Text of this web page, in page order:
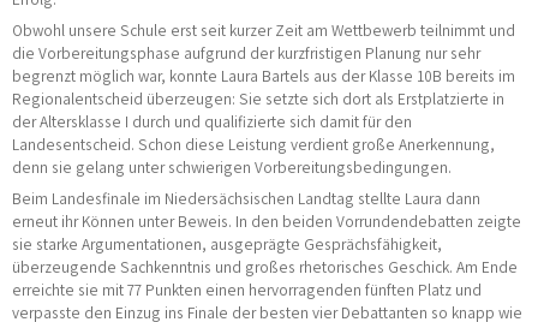
Obwohl unsere Schule erst seit kurzer Zeit am Wettbewerb teilnimmt und
die Vorbereitungsphase aufgrund der kurzfristigen Planung nur sehr
begrenzt möglich war, konnte Laura Bartels aus der Klasse 10B bereits im
Regionalentscheid überzeugen: Sie setzte sich dort als Erstplatzierte in
der Altersklasse I durch und qualifizierte sich damit für den
Landesentscheid. Schon diese Leistung verdient große Anerkennung,
denn sie gelang unter schwierigen Vorbereitungsbedingungen.
Beim Landesfinale im Niedersächsischen Landtag stellte Laura dann
erneut ihr Können unter Beweis. In den beiden Vorrundendebatten zeigte
sie starke Argumentationen, ausgeprägte Gesprächsfähigkeit,
überzeugende Sachkenntnis und großes rhetorisches Geschick. Am Ende
erreichte sie mit 77 Punkten einen hervorragenden fünften Platz und
verpasste den Einzug ins Finale der besten vier Debattanten so knapp wie